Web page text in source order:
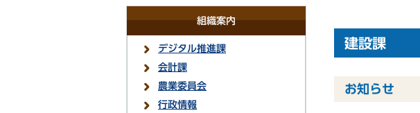
組織案内
デジタル推進課
会計課
農業委員会
行政情報
建設課
お知らせ